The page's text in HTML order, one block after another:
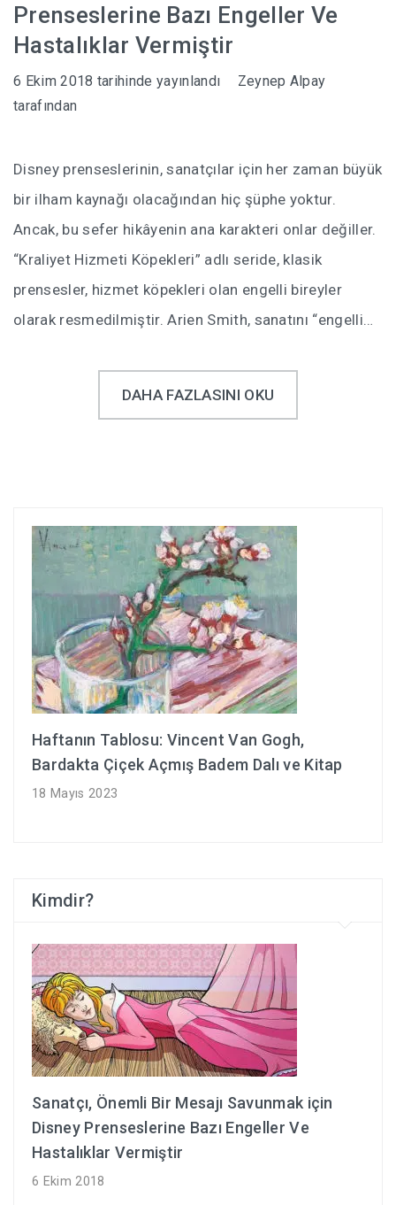
Prenseslerine Bazı Engeller Ve
Hastalıklar Vermiştir
6 Ekim 2018 tarihinde yayınlandı
Zeynep Alpay
tarafından
Disney prenseslerinin, sanatçılar için her zaman büyük
bir ilham kaynağı olacağından hiç şüphe yoktur.
Ancak, bu sefer hikâyenin ana karakteri onlar değiller.
“Kraliyet Hizmeti Köpekleri” adlı seride, klasik
prensesler, hizmet köpekleri olan engelli bireyler
olarak resmedilmiştir. Arien Smith, sanatını “engelli…
DAHA FAZLASINI OKU
Haftanın Tablosu: Vincent Van Gogh,
Bardakta Çiçek Açmış Badem Dalı ve Kitap
18 Mayıs 2023
Kimdir?
Sanatçı, Önemli Bir Mesajı Savunmak için
Disney Prenseslerine Bazı Engeller Ve
Hastalıklar Vermiştir
6 Ekim 2018